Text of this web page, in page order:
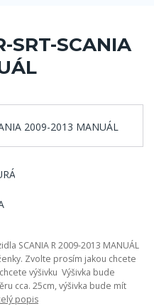
SRT-SCANIA
SCANIA R 2009-2013 MANUÁL
Zvolte prosím jakou chcete
výšivku Výšivka bude
cca. 25cm, výšivka bude mít
popis